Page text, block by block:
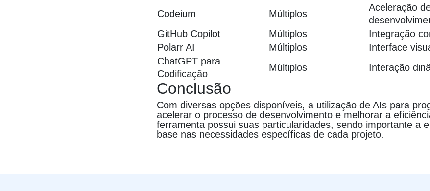
Codeium
Múltiplos
Aceleração
GitHub Copilot
Múltiplos
Integração
Polarr AI
Múltiplos
Interface
ChatGPT para
Codificação
Múltiplos Interação
Conclusão
Com diversas opções disponíveis, a utilização de AIs para
acelerar o processo de desenvolvimento e melhorar a
ferramenta possui suas particularidades, sendo importante a
base nas necessidades específicas de cada projeto.